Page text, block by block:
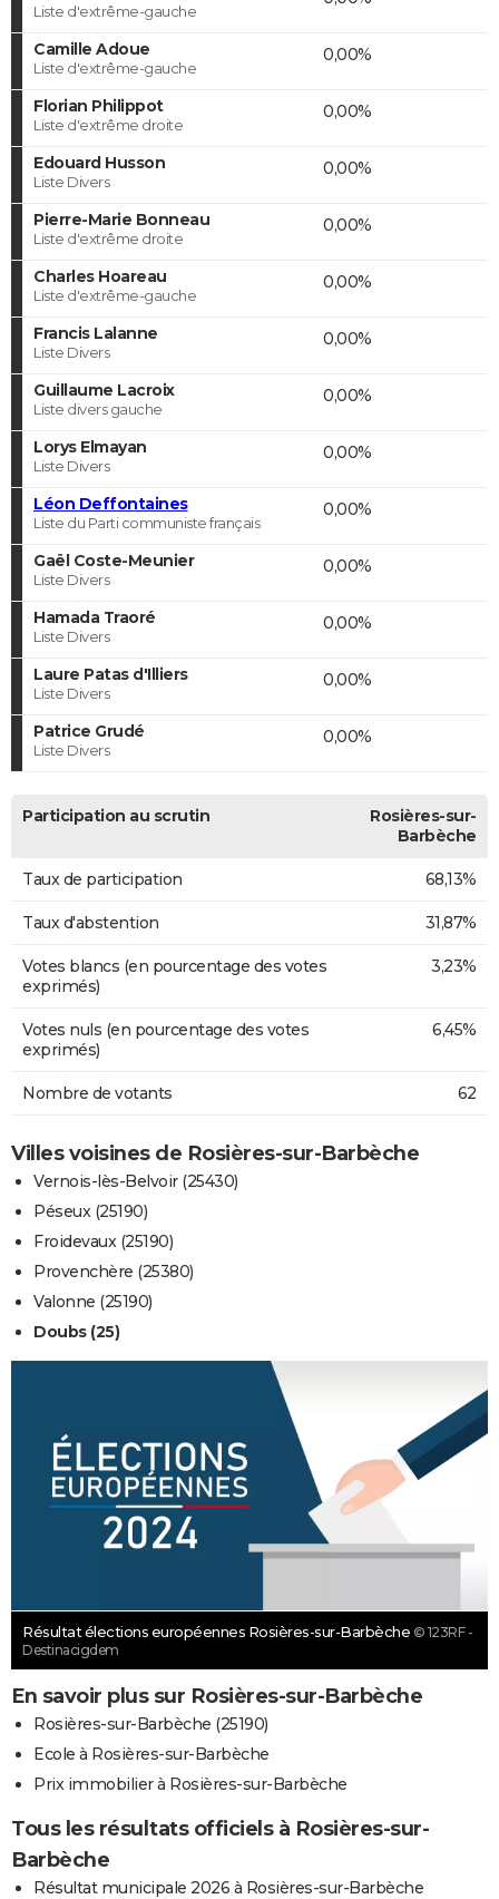
Liste d'extrême-gauche
Camille Adoue
Liste d'extrême-gauche
0,00%
Florian Philippot
Liste d'extrême droite
0,00%
Edouard Husson
Liste Divers
0,00%
Pierre-Marie Bonneau
Liste d'extrême droite
0,00%
Charles Hoareau
Liste d'extrême-gauche
0,00%
Francis Lalanne
Liste Divers
0,00%
Guillaume Lacroix
Liste divers gauche
0,00%
Lorys Elmayan
Liste Divers
0,00%
Léon Deffontaines
Liste du Parti communiste français
0,00%
Gaël Coste-Meunier
Liste Divers
0,00%
Hamada Traoré
Liste Divers
0,00%
Laure Patas d'Illiers
Liste Divers
0,00%
Patrice Grudé
Liste Divers
0,00%
Participation au scrutin
Rosières-sur-
Barbèche
Taux de participation 68,13%
Taux d'abstention 31,87%
Votes blancs (en pourcentage des votes
exprimés)
3,23%
Votes nuls (en pourcentage des votes
exprimés)
6,45%
Nombre de votants 62
Villes voisines de Rosières-sur-Barbèche
Vernois-lès-Belvoir (25430)
Péseux (25190)
Froidevaux (25190)
Provenchère (25380)
Valonne (25190)
Doubs (25)
Résultat élections européennes Rosières-sur-Barbèche © 123RF -
Destinacigdem
En savoir plus sur Rosières-sur-Barbèche
Rosières-sur-Barbèche (25190)
Ecole à Rosières-sur-Barbèche
Prix immobilier à Rosières-sur-Barbèche
Tous les résultats officiels à Rosières-sur-
Barbèche
Résultat municipale 2026 à Rosières-sur-Barbèche